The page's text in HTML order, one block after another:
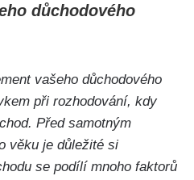
důchodového
vašeho důchodového
při rozhodování, kdy
Před samotným
věku je důležité si
se podílí mnoho faktorů